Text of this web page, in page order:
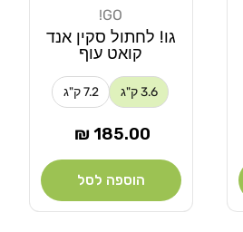
GO!
גו! לחתול סקין אנד
קואט עוף
3.6 ק"ג 7.2 ק"ג
מחיר
185.00 ₪
הוספה לסל